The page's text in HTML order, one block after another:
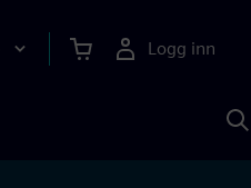
Logg inn